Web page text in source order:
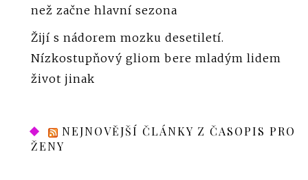
než začne hlavní sezona
Žijí s nádorem mozku desetiletí.
Nízkostupňový gliom bere mladým lidem
život jinak
NEJNOVĚJŠÍ ČLÁNKY Z ČASOPIS PRO
ŽENY